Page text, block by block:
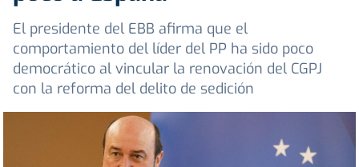
El presidente del EBB afirma que el
comportamiento del líder del PP ha sido poco
democrático al vincular la renovación del CGPJ
con la reforma del delito de sedición